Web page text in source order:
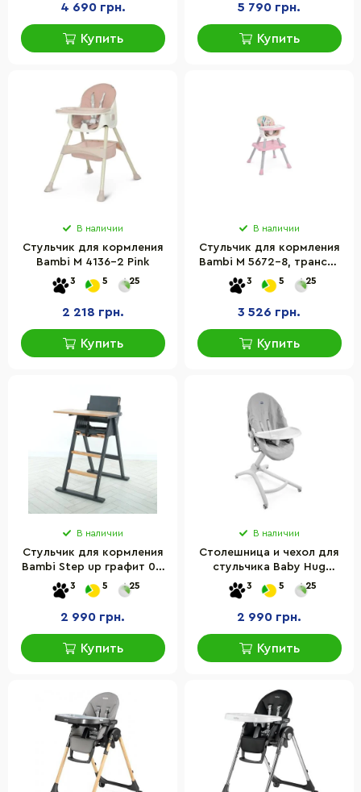
4 690 грн.
Купить
5 790 грн.
Купить
В наличии
Стульчик для кормления
Bambi M 4136-2 Pink
3 5 25
2 218 грн.
Купить
В наличии
Стульчик для кормления
Bambi M 5672-8, трансф,
3в1 (столик, Стульчик для
кормления, лего) розовый
3 5 25
3 526 грн.
Купить
В наличии
Стульчик для кормления
Bambi Step up графит 01-
01, 3-х точ.ремни, черный
3 5 25
2 990 грн.
Купить
В наличии
Столешница и чехол для
стульчика Baby Hug
Chicco 79381.00
3 5 25
2 990 грн.
Купить